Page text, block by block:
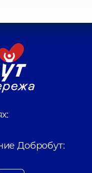
Добробут: